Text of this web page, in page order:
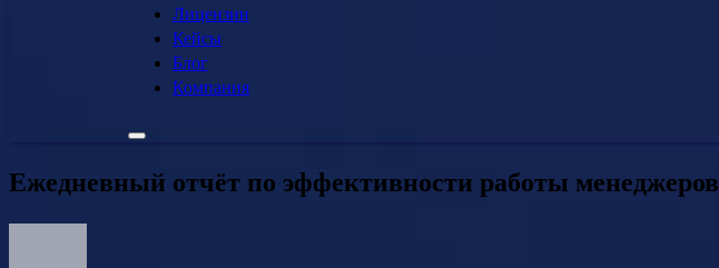
Лицензии
Кейсы
Блог
Компания
Ежедневный отчёт по эффективности работы менеджеров